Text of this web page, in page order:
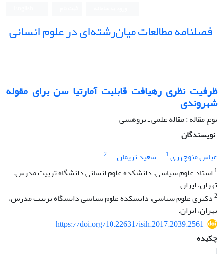
فصلنامه مطالعات میان‌رشته‌ای در علوم انسانی
ظرفیت نظری رهیافت قابلیت آمارتیا سن برای مقوله
شهروندی
نوع مقاله : مقاله علمی ـ پژوهشی
نویسندگان
عباس منوچهری1 سعید نریمان
2
1 استاد علوم سیاسی، دانشکده علوم انسانی دانشگاه تربیت مدرس،
تهران، ایران.
2دکتری علوم سیاسی، دانشکده علوم سیاسی دانشگاه تربیت مدرس،
تهران، ایران.
https://doi.org/10.22631/isih.2017.2039.2561
چکیده